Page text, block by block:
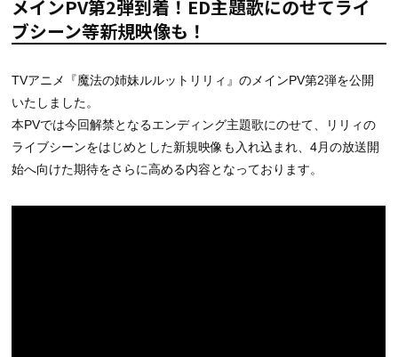
メインPV第2弾到着！ED主題歌にのせてライ
ブシーン等新規映像も！
TVアニメ『魔法の姉妹ルルットリリィ』のメインPV第2弾を公開
いたしました。
本PVでは今回解禁となるエンディング主題歌にのせて、リリィの
ライブシーンをはじめとした新規映像も入れ込まれ、4月の放送開
始へ向けた期待をさらに高める内容となっております。